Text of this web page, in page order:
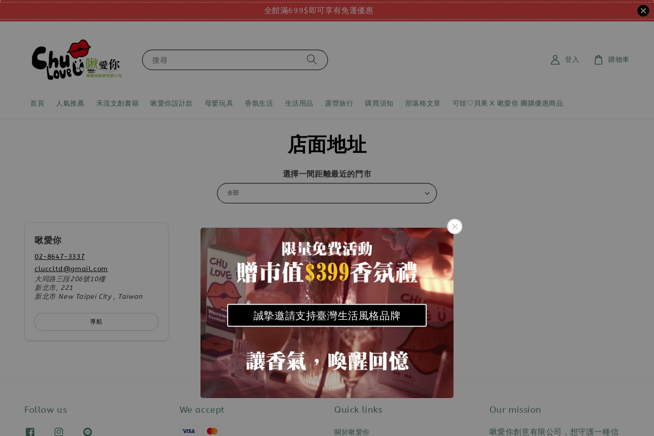
全館滿699$即可享有免運優惠
誠摯邀請支持臺灣生活風格品牌
搜尋
首頁 人氣推薦 禾流文創書籍 啾愛你設計款 母嬰玩具 香氛生活 生活用品 露營旅行 購買須知 部落格文章 可頌♡貝果 X 啾愛你 團購優惠商品
登入 購物車
店面地址
選擇一間距離最近的門市
啾愛你
02-8647-3337
cluccltd@gmail.com
大同路三段206號10樓
新北市, 221
新北市 New Taipei City , Taiwan
導航
Follow us We accept Quick links
關於啾愛你
Our mission
啾愛你創意有限公司，想守護一種信